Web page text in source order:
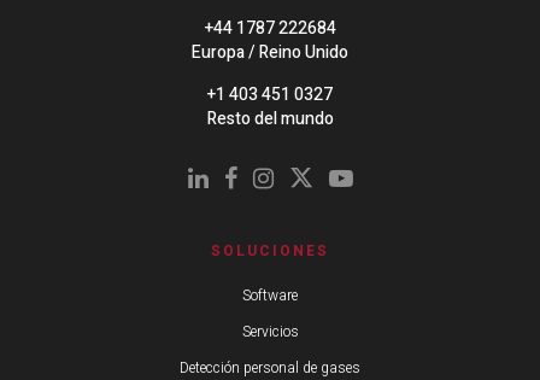
+44 1787 222684
Europa / Reino Unido
+1 403 451 0327
Resto del mundo
SOLUCIONES
Software
Servicios
Detección personal de gases